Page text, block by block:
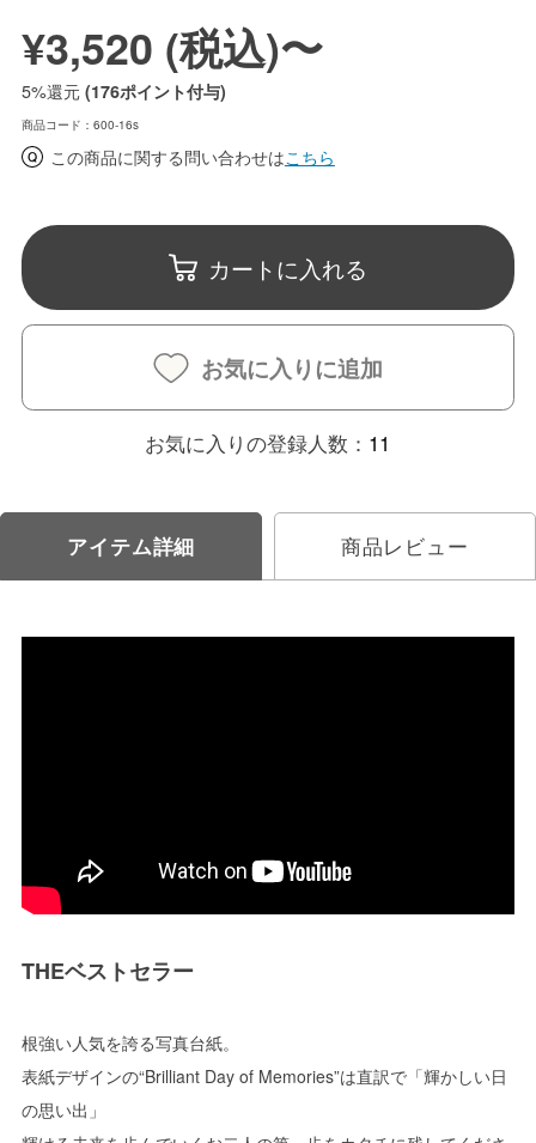
¥3,520 (税込)〜
5%還元 (176ポイント付与)
商品コード：600-16s
この商品に関する問い合わせはこちら
カートに入れる
お気に入りに追加
お気に入りの登録人数： 11
アイテム詳細 商品レビュー
THEベストセラー
根強い人気を誇る写真台紙。
表紙デザインの“Brilliant Day of Memories”は直訳で「輝かしい日
の思い出」